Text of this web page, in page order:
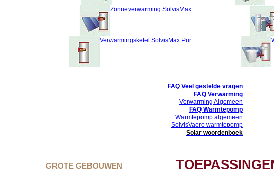
Zonneverwarming SolvisMax
Verwarmingsketel SolvisMax Pur
FAQ Veel gestelde vragen
FAQ Verwarming
Verwarming Algemeen
FAQ Warmtepomp
Warmtepomp algemeen
SolvisVaero warmtepomp
Solar woordenboek
GROTE GEBOUWEN